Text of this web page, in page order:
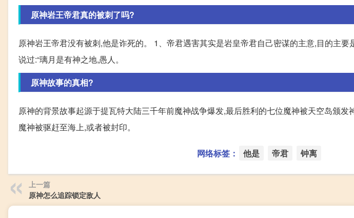
原神岩王帝君真的被刺了吗?
原神岩王帝君没有被刺,他是诈死的。 1、帝君遇害其实是岩皇帝君自己密谋的主意,目的主
说过:“璃月是有神之地,愚人。
原神故事的真相?
原神的背景故事起源于提瓦特大陆三千年前魔神战争爆发,最后胜利的七位魔神被天空岛颁
魔神被驱赶至海上,或者被封印。
网络标签： 他是 帝君 钟离
上一篇
原神怎么追踪锁定敌人